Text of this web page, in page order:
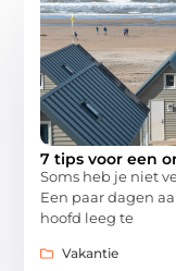
7 tips voor een
Soms heb je niet
Een paar dagen
hoofd leeg te
Vakantie